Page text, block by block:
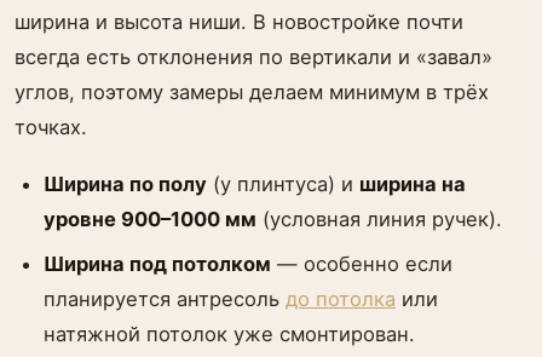
ширина и высота ниши. В новостройке почти
всегда есть отклонения по вертикали и «завал»
углов, поэтому замеры делаем минимум в трёх
точках.
Ширина по полу (у плинтуса) и ширина на
уровне 900–1000 мм (условная линия ручек).
Ширина под потолком — особенно если
планируется антресоль до потолка или
натяжной потолок уже смонтирован.